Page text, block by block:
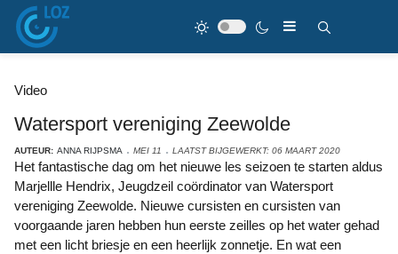
Video
Watersport vereniging Zeewolde
AUTEUR: ANNA RIJPSMA MEI 11 LAATST BIJGEWERKT: 06 MAART 2020
Het fantastische dag om het nieuwe les seizoen te starten aldus
Marjellle Hendrix, Jeugdzeil coördinator van Watersport
vereniging Zeewolde. Nieuwe cursisten en cursisten van
voorgaande jaren hebben hun eerste zeilles op het water gehad
met een licht briesje en een heerlijk zonnetje. En wat een